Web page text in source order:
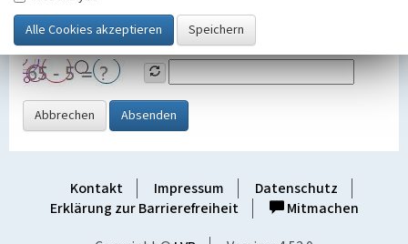
SicherheitsabfrageTragen Sie unten das Rechenergebnis aus der
Grafik ein
Abbrechen Absenden
Kontakt Impressum
Datenschutz
Erklärung zur Barrierefreiheit
Mitmachen